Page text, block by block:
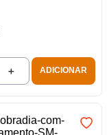
＋ ADICIONAR